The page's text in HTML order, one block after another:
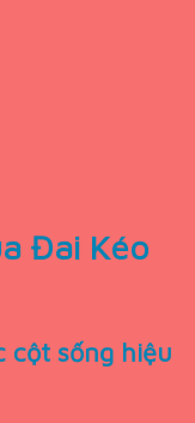
Đai Kéo
cột sống hiệu